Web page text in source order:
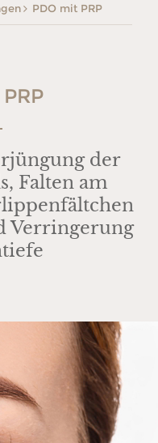
PDO mit PRP
der
Falten am
Verringerung